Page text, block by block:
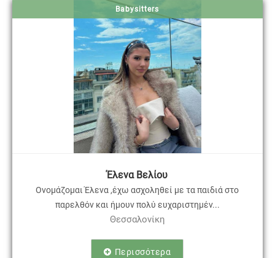
Babysitters
Έλενα Βελίου
Ονομάζομαι Έλενα ,έχω ασχοληθεί με τα παιδιά στο
παρελθόν και ήμουν πολύ ευχαριστημέν...
Θεσσαλονίκη
Περισσότερα